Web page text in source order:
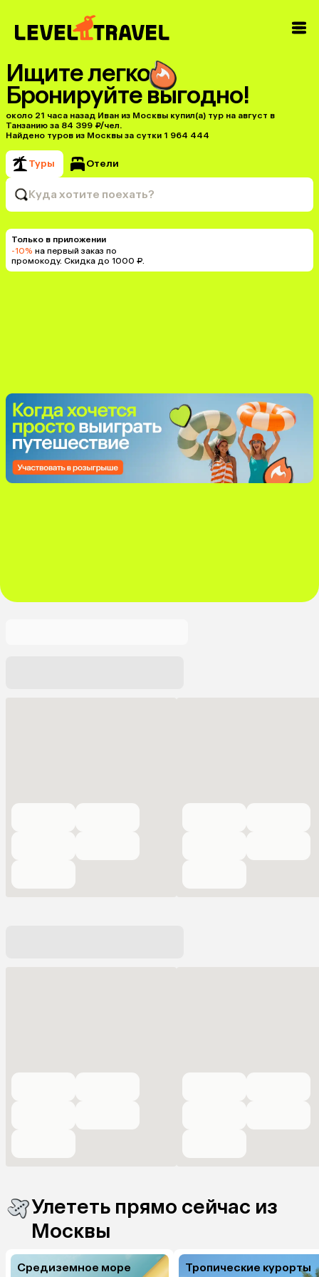
Ищите легко
Бронируйте выгодно!
около 21 часа назад Иван из Москвы купил(a) тур на август в
Танзанию за 84 399 ₽/чел.
Найдено туров из Москвы за сутки 1 964 444
Туры Отели
Куда хотите поехать?
Только в приложении
-10% на первый заказ по
промокоду. Скидка до 1000 ₽.
Улететь прямо сейчас из
Москвы
Средиземное море Тропические курорты